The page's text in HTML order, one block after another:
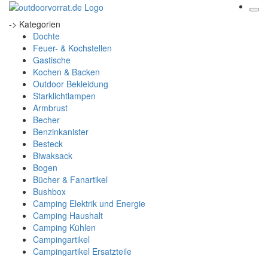
-> Kategorien
Dochte
Feuer- & Kochstellen
Gastische
Kochen & Backen
Outdoor Bekleidung
Starklichtlampen
Armbrust
Becher
Benzinkanister
Besteck
Biwaksack
Bogen
Bücher & Fanartikel
Bushbox
Camping Elektrik und Energie
Camping Haushalt
Camping Kühlen
Campingartikel
Campingartikel Ersatzteile